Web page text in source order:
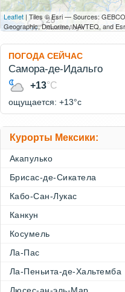
Leaflet | Tiles © Esri — Sources:
Geographic, DeLorme, NAVTEQ, and
ПОГОДА СЕЙЧАС
Самора-де-Идальго
+13°C
ощущается: +13°c
Курорты Мексики:
Акапулько
Брисас-де-Сикатела
Кабо-Сан-Лукас
Канкун
Косумель
Ла-Пас
Ла-Пеньита-де-Хальтемба